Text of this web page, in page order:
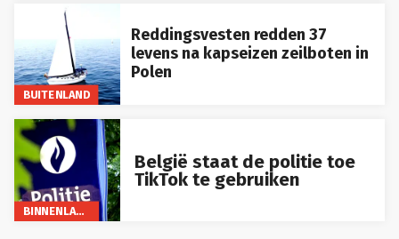
BUITENLAND
Reddingsvesten redden 37
levens na kapseizen zeilboten in
Polen
BINNENLAND
België staat de politie toe
TikTok te gebruiken